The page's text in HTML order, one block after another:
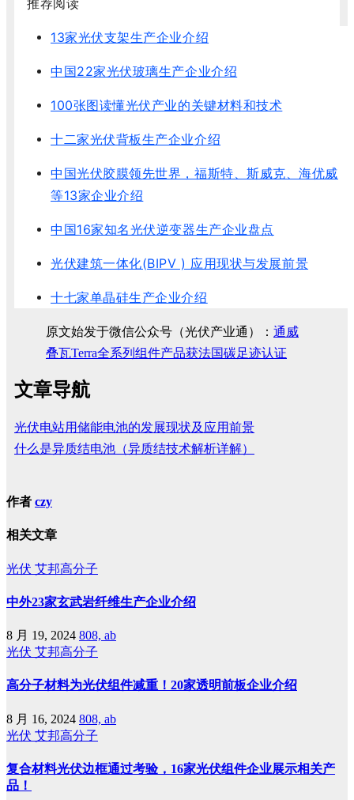
13家光伏支架生产企业介绍
中国22家光伏玻璃生产企业介绍
100张图读懂光伏产业的关键材料和技术
十二家光伏背板生产企业介绍
中国光伏胶膜领先世界，福斯特、斯威克、海优威
等13家企业介绍
中国16家知名光伏逆变器生产企业盘点
光伏建筑一体化(BIPV ) 应用现状与发展前景
十七家单晶硅生产企业介绍
原文始发于微信公众号（光伏产业通）： 通威
叠瓦Terra全系列组件产品获法国碳足迹认证
文章导航
光伏电站用储能电池的发展现状及应用前景
什么是异质结电池（异质结技术解析详解）
作者 czy
相关文章
光伏 艾邦高分子
中外23家玄武岩纤维生产企业介绍
8 月 19, 2024 808, ab
光伏 艾邦高分子
高分子材料为光伏组件减重！20家透明前板企业介绍
8 月 16, 2024 808, ab
光伏 艾邦高分子
复合材料光伏边框通过考验，16家光伏组件企业展示相关产
品！